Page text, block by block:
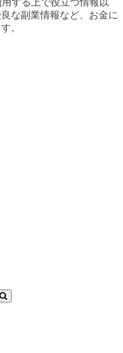
する上で役立つ情報以
な副業情報など、お金に
。